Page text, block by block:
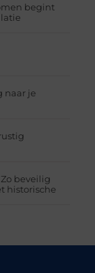
begint
naar je
beveilig
historische